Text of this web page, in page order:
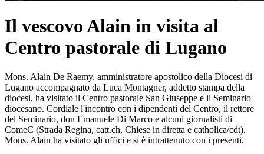
Il vescovo Alain in visita al
Centro pastorale di Lugano
Mons. Alain De Raemy, amministratore apostolico della Diocesi di
Lugano accompagnato da Luca Montagner, addetto stampa della
diocesi, ha visitato il Centro pastorale San Giuseppe e il Seminario
diocesano. Cordiale l'incontro con i dipendenti del Centro, il rettore
del Seminario, don Emanuele Di Marco e alcuni giornalisti di
ComeC (Strada Regina, catt.ch, Chiese in diretta e catholica/cdt).
Mons. Alain ha visitato gli uffici e si è intrattenuto con i presenti.